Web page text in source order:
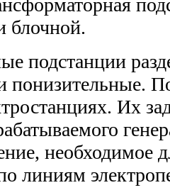
блочной.
подстанции
понизительные.
Их
необходимое
линиям